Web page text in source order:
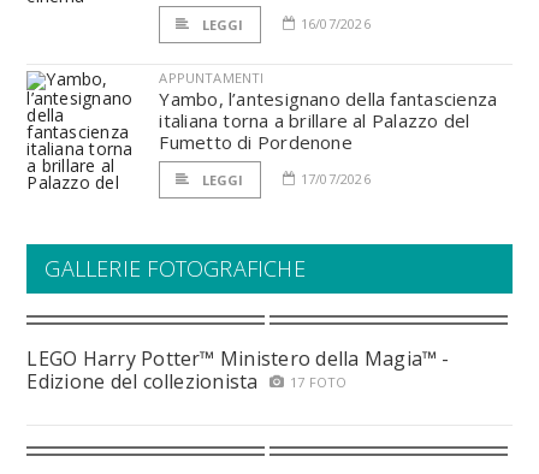
LEGGI 16/07/2026
APPUNTAMENTI
Yambo, l’antesignano della fantascienza
italiana torna a brillare al Palazzo del
Fumetto di Pordenone
LEGGI 17/07/2026
GALLERIE FOTOGRAFICHE
LEGO Harry Potter™ Ministero della Magia™ -
Edizione del collezionista
17 FOTO